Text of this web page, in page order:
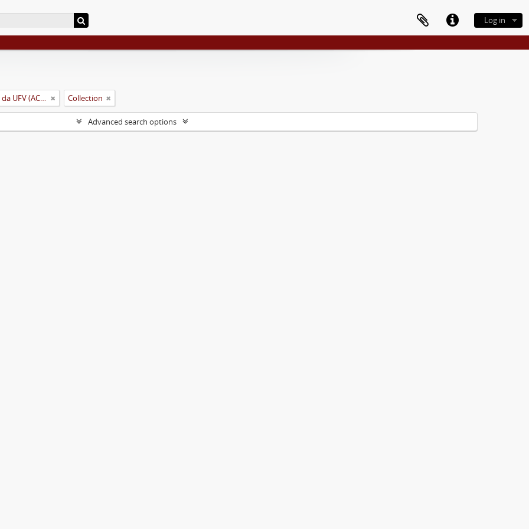
Log in
Arquivo Central e Histórico da UFV (ACH-UFV) Collection
Advanced search options